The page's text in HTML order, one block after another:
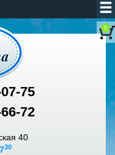
0
75
72
40
30